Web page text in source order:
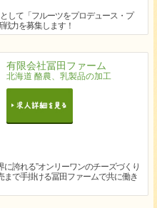
して「フルーツをプロデュース・プ
力を募集します！
有限会社冨田ファーム
北海道 酪農、乳製品の加工
誇れる”オンリーワンのチーズづくり
で手掛ける冨田ファームで共に働き